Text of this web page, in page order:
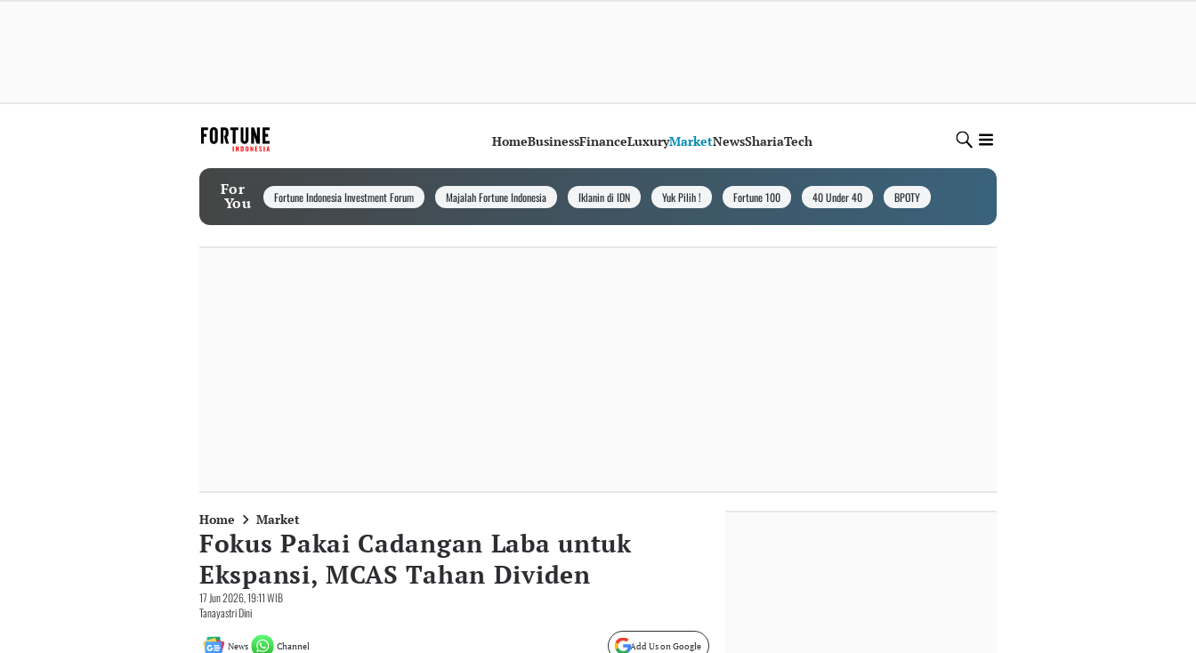
HomeBusinessFinanceLuxuryMarketNewsShariaTech
For
You Fortune Indonesia Investment Forum Majalah Fortune Indonesia Iklanin di IDN Yuk Pilih ! Fortune 100 40 Under 40 BPOTY
Home Market
Fokus Pakai Cadangan Laba untuk
Ekspansi, MCAS Tahan Dividen
17 Jun 2026, 19:11 WIB
Tanayastri Dini
News Channel Add Us on Google